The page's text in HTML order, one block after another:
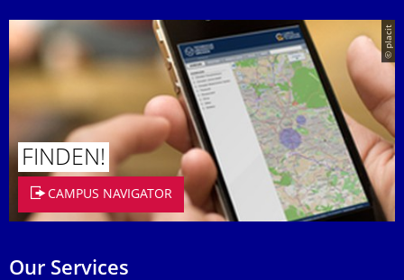
© placit
FINDEN!
CAMPUS NAVIGATOR
Our Services